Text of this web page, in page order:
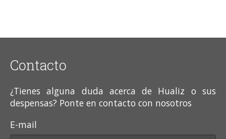
Contacto
¿Tienes alguna duda acerca de Hualiz o sus
despensas? Ponte en contacto con nosotros
E-mail